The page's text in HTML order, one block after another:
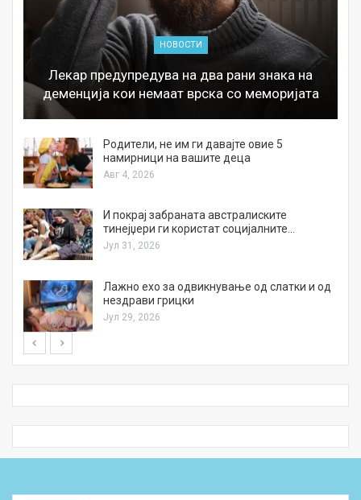
НОВОСТИ
Лекар предупредува на два рани знака на
деменција кои немаат врска со меморијата
Родители, не им ги давајте овие 5
намирници на вашите деца
Авг 4, 2026
И покрај забраната австралиските
тинејџери ги користат социјалните…
Јул 31, 2026
Лажно ехо за одвикнување од слатки и од
нездрави грицки
Јул 29, 2026